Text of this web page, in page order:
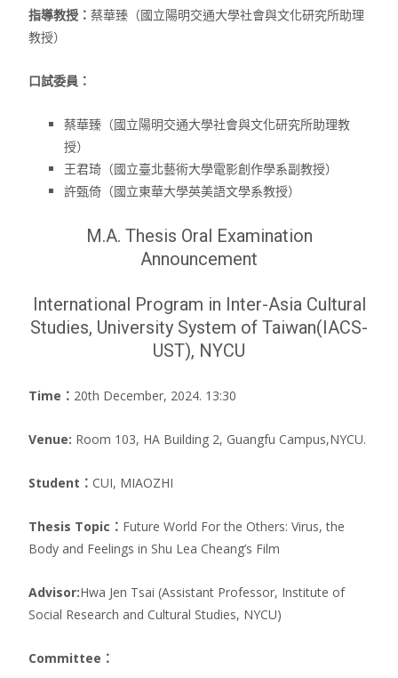
指導教授： 蔡華臻（國立陽明交通大學社會與文化研究所助理
教授）
口試委員：
蔡華臻（國立陽明交通大學社會與文化研究所助理教
授）
王君琦（國立臺北藝術大學電影創作學系副教授）
許甄倚（國立東華大學英美語文學系教授）
M.A. Thesis Oral Examination
Announcement
International Program in Inter-Asia Cultural
Studies, University System of Taiwan(IACS-
UST), NYCU
Time： 20th December, 2024. 13:30
Venue: Room 103, HA Building 2, Guangfu Campus,NYCU.
Student： CUI, MIAOZHI
Thesis Topic： Future World For the Others: Virus, the
Body and Feelings in Shu Lea Cheang’s Film
Advisor:Hwa Jen Tsai (Assistant Professor, Institute of
Social Research and Cultural Studies, NYCU)
Committee：